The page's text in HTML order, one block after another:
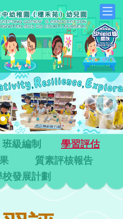
Next
班級編制
學習評估
質素評核報告
校發展計劃